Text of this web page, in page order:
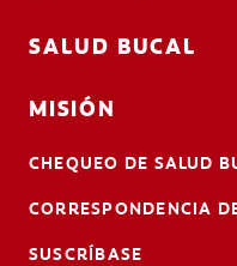
SALUD BUCAL
MISIÓN
CHEQUEO DE SALUD
CORRESPONDENCIA
SUSCRÍBASE